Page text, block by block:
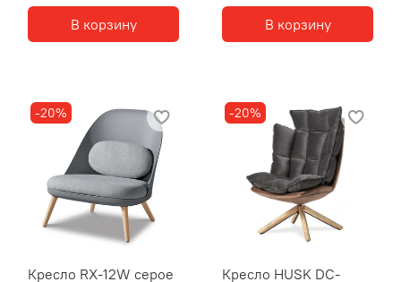
В корзину В корзину
-20%
Кресло RX-12W серое
-20%
Кресло HUSK DC-